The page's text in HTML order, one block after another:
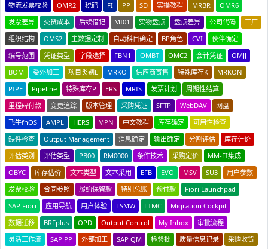
物流发票校验
OMR2 税码 FI PP SD 实操教程 MRBR
OMR6
发票差异
交货成本 后续借记 MI01 实物盘点 盘点差异 公司代码
工厂
组织结构
OMS2 主数据定制 自动科目确定 BP角色 CVI
伙伴确定
编号范围
凭证类型 字段选择 FBN1 OMBT OMC2 会计凭证
OMJJ
BOM
委外加工 项目类别L MRKO 供应商寄售 特殊库存K
MRKON
PIPE
Pipeline 特殊库存P ERS MRIS 发票计划
周期性结算
里程碑付款
变更追踪 版本管理 采购凭证 SFTP WebDAV
网盘
飞牛fnOS
AMPL HERS MPN 中文教程 库存确定
可用性检查
缺件检查
Output Management 消息确定 输出确定 分割评估
库存计价
评估类别
评估类型 PB00 RM0000 条件技术 采购定价
MM-FI集成
OBYC
库存估价 文本类型 文本采用 EFB EVO MSV SU3
用户参数
发票校验
合同参照 履约保留款 特别总账 预付款
Fiori Launchpad
SAP Fiori
应用导航 用户体验 LSMW LTMC
Migration Cockpit
数据迁移
BRFplus OPD Output Control My Inbox
审批流程
灵活工作流
SAP PP 外部加工 SAP QM 检验批 质量信息记录
采购收货